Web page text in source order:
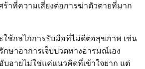
ร้าที่ความเสี่ยงต่อการฆ่าตัวตายที่มาก
ใช้กลไกการรับมือที่ไม่ดีต่อสุขภาพ เช่น
กษาอาการเจ็บปวดทางอารมณ์เอง
อายไม่ใช่แค่แนวคิดที่เข้าใจยาก แต่